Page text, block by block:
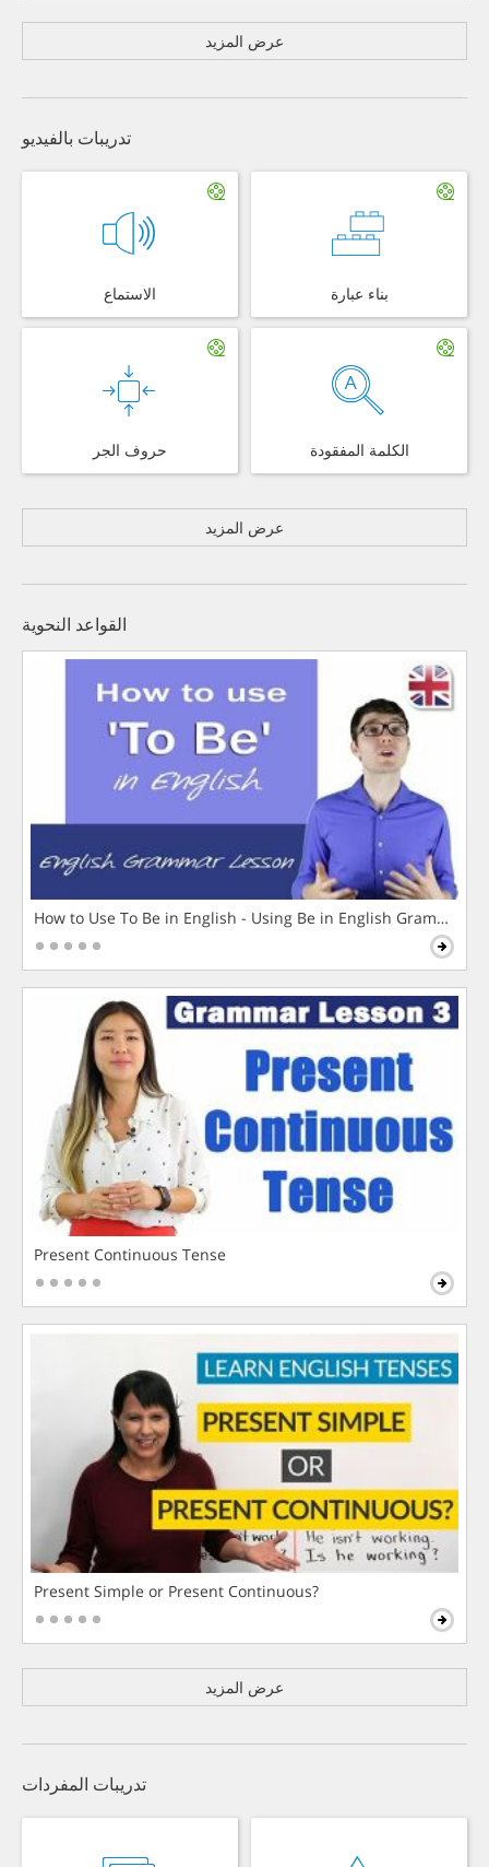
عرض المزيد
تدريبات بالفيديو
الاستماع بناء عبارة
حروف الجر الكلمة المفقودة
عرض المزيد
القواعد النحوية
How to Use To Be in English - Using Be in English Grammar
Present Continuous Tense
Present Simple or Present Continuous?
عرض المزيد
تدريبات المفردات